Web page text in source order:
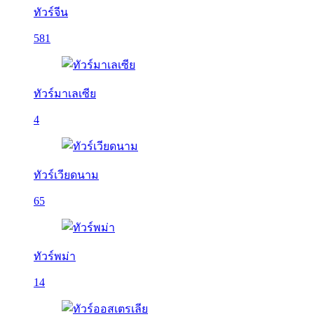
ทัวร์จีน
581
ทัวร์มาเลเซีย
4
ทัวร์เวียดนาม
65
ทัวร์พม่า
14